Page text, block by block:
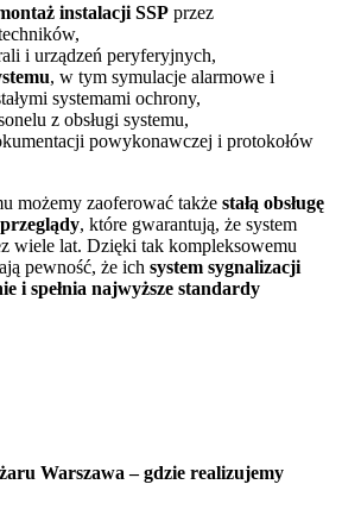
instalacji SSP przez
i urządzeń peryferyjnych,
, w tym symulacje alarmowe i
systemami ochrony,
z obsługi systemu,
powykonawczej i protokołów
możemy zaoferować także stałą obsługę
, które gwarantują, że system
wiele lat. Dzięki tak kompleksowemu
pewność, że ich system sygnalizacji
i spełnia najwyższe standardy
Warszawa – gdzie realizujemy